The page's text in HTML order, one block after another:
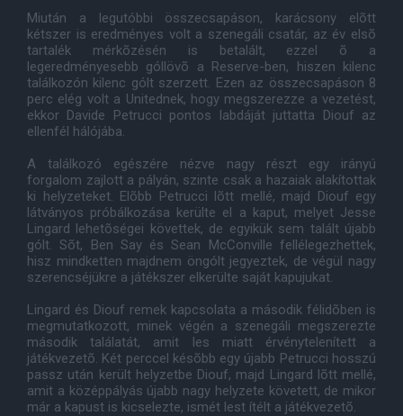
Miután a legutóbbi összecsapáson, karácsony elõtt
kétszer is eredményes volt a szenegáli csatár, az év elsõ
tartalék mérkõzésén is betalált, ezzel õ a
legeredményesebb góllövõ a Reserve-ben, hiszen kilenc
találkozón kilenc gólt szerzett. Ezen az összecsapáson 8
perc elég volt a Unitednek, hogy megszerezze a vezetést,
ekkor Davide Petrucci pontos labdáját juttatta Diouf az
ellenfél hálójába.
A találkozó egészére nézve nagy részt egy irányú
forgalom zajlott a pályán, szinte csak a hazaiak alakítottak
ki helyzeteket. Elõbb Petrucci lõtt mellé, majd Diouf egy
látványos próbálkozása kerülte el a kaput, melyet Jesse
Lingard lehetõségei követtek, de egyikük sem talált újabb
gólt. Sõt, Ben Say és Sean McConville fellélegezhettek,
hisz mindketten majdnem öngólt jegyeztek, de végül nagy
szerencséjükre a játékszer elkerülte saját kapujukat.
Lingard és Diouf remek kapcsolata a második félidõben is
megmutatkozott, minek végén a szenegáli megszerezte
második találatát, amit les miatt érvénytelenített a
játékvezetõ. Két perccel késõbb egy újabb Petrucci hosszú
passz után került helyzetbe Diouf, majd Lingard lõtt mellé,
amit a középpályás újabb nagy helyzete követett, de mikor
már a kapust is kicselezte, ismét lest ítélt a játékvezetõ.